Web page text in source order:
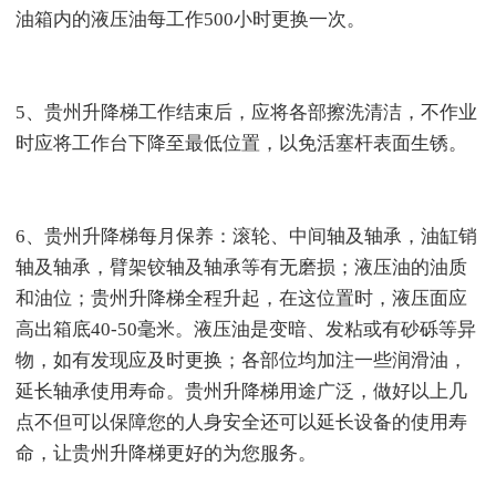
油箱内的液压油每工作500小时更换一次。
5、贵州升降梯工作结束后，应将各部擦洗清洁，不作业
时应将工作台下降至最低位置，以免活塞杆表面生锈。
6、贵州升降梯每月保养：滚轮、中间轴及轴承，油缸销
轴及轴承，臂架铰轴及轴承等有无磨损；液压油的油质
和油位；贵州升降梯全程升起，在这位置时，液压面应
高出箱底40-50毫米。液压油是变暗、发粘或有砂砾等异
物，如有发现应及时更换；各部位均加注一些润滑油，
延长轴承使用寿命。贵州升降梯用途广泛，做好以上几
点不但可以保障您的人身安全还可以延长设备的使用寿
命，让贵州升降梯更好的为您服务。